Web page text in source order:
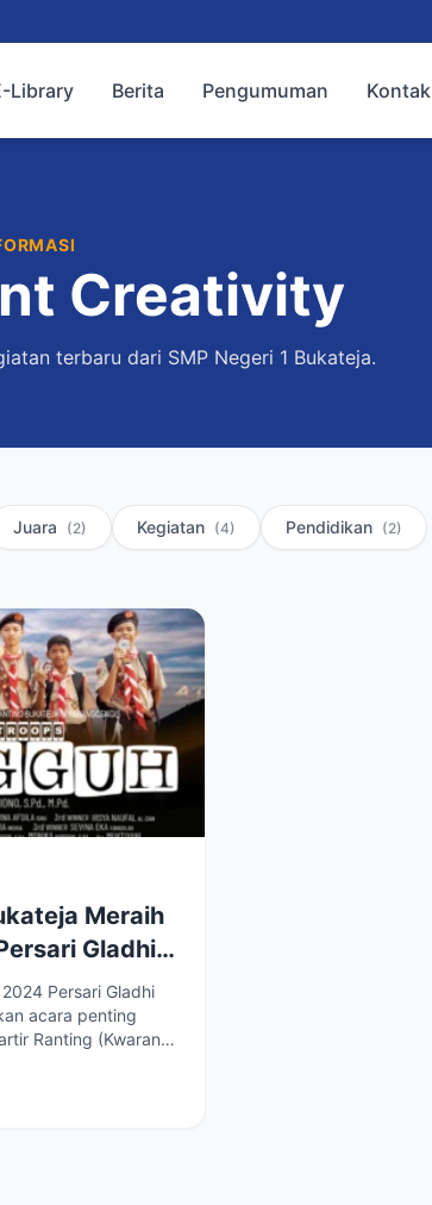
Library Berita Pengumuman Kontak
Creativity
terbaru dari SMP Negeri 1 Bukateja.
Juara (2) Kegiatan (4) Pendidikan (2)
Meraih
Gladhi
Pramuka
Persari Gladhi
acara penting
Ranting (Kwaran)